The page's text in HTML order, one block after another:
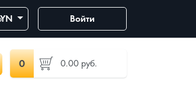
Войти
0 0.00 руб.